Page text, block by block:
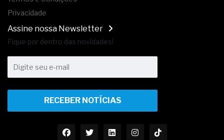
Privacidade
Assine nossa Newsletter
Fique por dentro das novidades!
RECEBER NOTÍCIAS